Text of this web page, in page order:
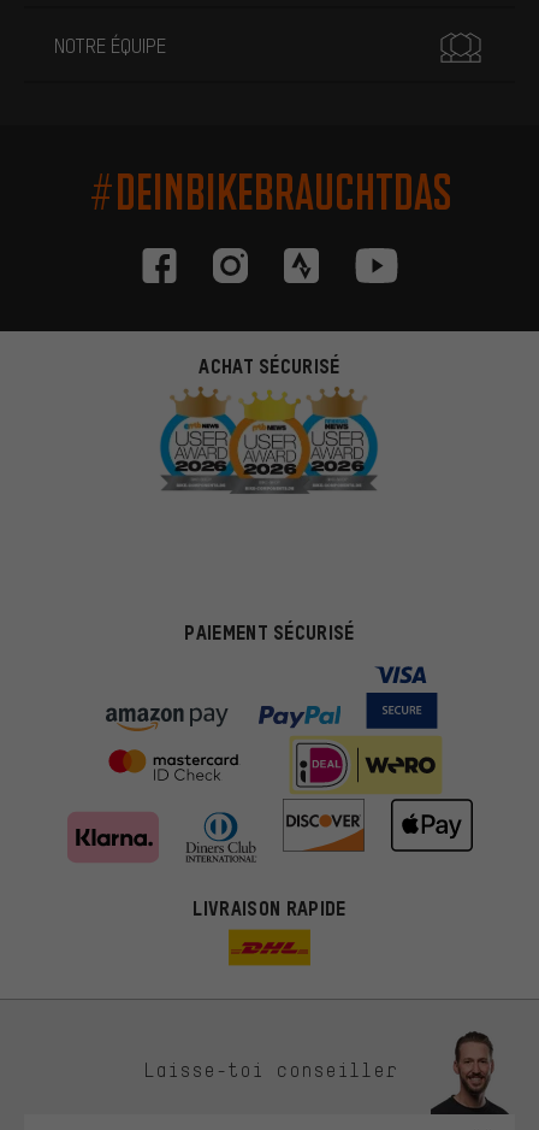
NOTRE ÉQUIPE
#DEINBIKEBRAUCHTDAS
ACHAT SÉCURISÉ
PAIEMENT SÉCURISÉ
LIVRAISON RAPIDE
Laisse-toi conseiller
Des offres plus adaptées
Au lieu de pubs au hasard, nous afficherons des offres plus